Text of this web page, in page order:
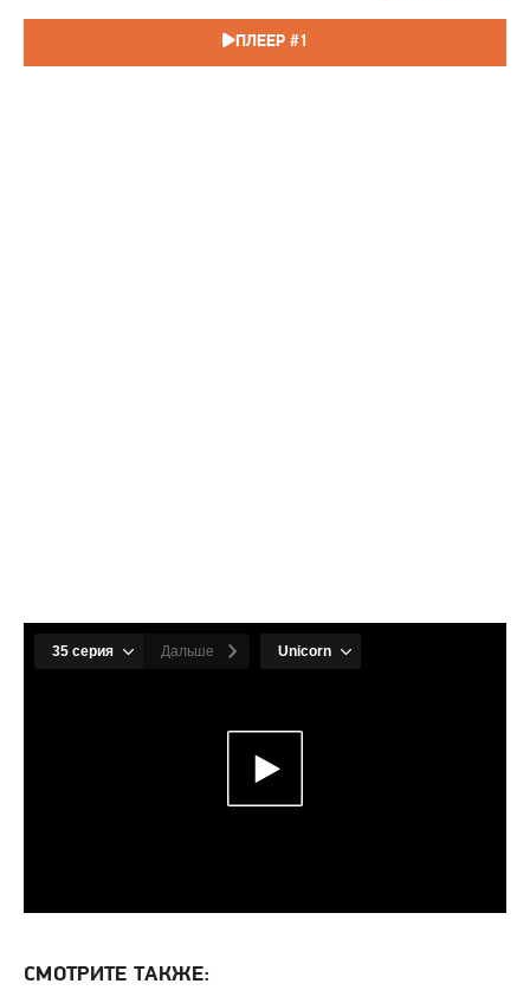
ПЛЕЕР #1
СМОТРИТЕ ТАКЖЕ: